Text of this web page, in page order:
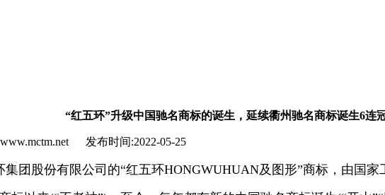
“红五环”升级中国驰名商标的诞生，延续衢州驰名商标诞生6连
发布时间:2022-05-25
团股份有限公司的“红五环HONGWUHUAN及图形”商标，由国家